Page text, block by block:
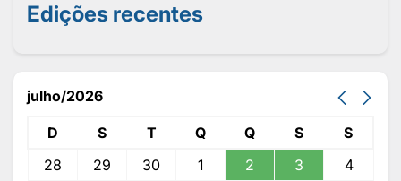
Edições recentes
julho/2026
D S T Q Q S
S
28
29 30 1 2 3
4